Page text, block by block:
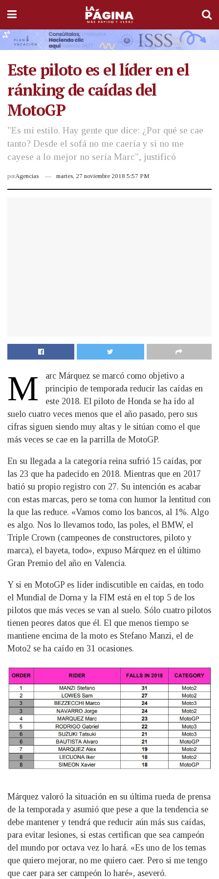
Este piloto es el líder en el
ránking de caídas del
MotoGP
"Es mi estilo. Hay gente que dice: ¿Por qué se cae
tanto? Desde el sofá no me caería y si no me
cayese a lo mejor no sería Marc", justificó
porAgencias martes, 27 noviembre 2018 5:57 PM
M
arc Márquez se marcó como objetivo a
principio de temporada reducir las caídas en
este 2018. El piloto de Honda se ha ido al
suelo cuatro veces menos que el año pasado, pero sus
cifras siguen siendo muy altas y le sitúan como el que
más veces se cae en la parrilla de MotoGP.
En su llegada a la categoría reina sufrió 15 caídas, por
las 23 que ha padecido en 2018. Mientras que en 2017
batió su propio registro con 27. Su intención es acabar
con estas marcas, pero se toma con humor la lentitud con
la que las reduce. «Vamos como los bancos, al 1%. Algo
es algo. Nos lo llevamos todo, las poles, el BMW, el
Triple Crown (campeones de constructores, piloto y
marca), el bayeta, todo», expuso Márquez en el último
Gran Premio del año en Valencia.
Y si en MotoGP es líder indiscutible en caídas, en todo
el Mundial de Dorna y la FIM está en el top 5 de los
pilotos que más veces se van al suelo. Sólo cuatro pilotos
tienen peores datos que él. El que menos tiempo se
mantiene encima de la moto es Stefano Manzi, el de
Moto2 se ha caído en 31 ocasiones.
Márquez valoró la situación en su última rueda de prensa
de la temporada y asumió que pese a que la tendencia se
debe mantener y tendrá que reducir aún más sus caídas,
para evitar lesiones, si estas certifican que sea campeón
del mundo por octava vez lo hará. «Es uno de los temas
que quiero mejorar, no me quiero caer. Pero si me tengo
que caer para ser campeón lo haré», aseveró.